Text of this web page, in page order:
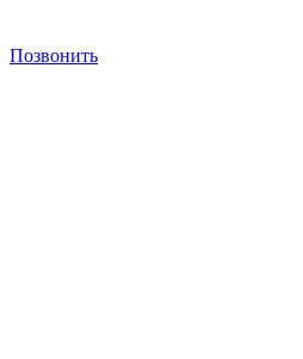
Позвонить